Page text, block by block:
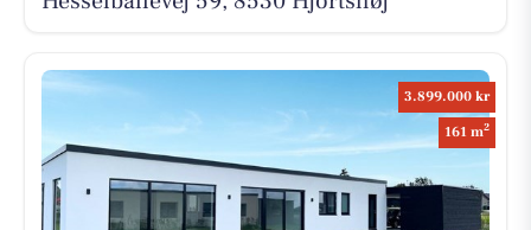
3.899.000 kr
161 m2